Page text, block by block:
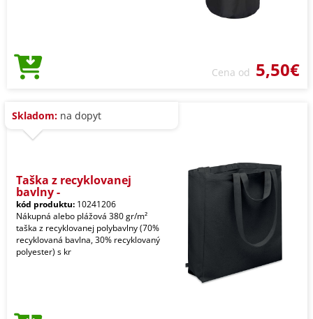
Cena od 5,50€
Skladom: na dopyt
Taška z recyklovanej
bavlny -
kód produktu: 10241206
Nákupná alebo plážová 380 gr/m²
taška z recyklovanej polybavlny (70%
recyklovaná bavlna, 30% recyklovaný
polyester) s kr